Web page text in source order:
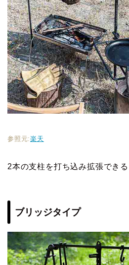
参照元:楽天
2本の支柱を打ち込み拡張でき
ブリッジタイプ